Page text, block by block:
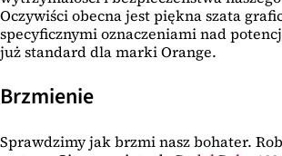
Oczywiści obecna jest piękna szata
specyficznymi oznaczeniami nad
już standard dla marki Orange.
Brzmienie
Sprawdzimy jak brzmi nasz bohater.